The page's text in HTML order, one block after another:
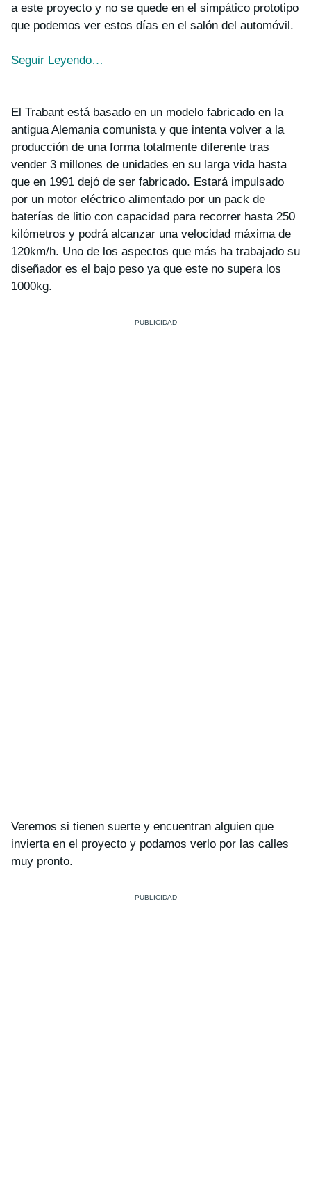
a este proyecto y no se quede en el simpático prototipo
que podemos ver estos días en el salón del automóvil.
Seguir Leyendo…
El Trabant está basado en un modelo fabricado en la
antigua Alemania comunista y que intenta volver a la
producción de una forma totalmente diferente tras
vender 3 millones de unidades en su larga vida hasta
que en 1991 dejó de ser fabricado. Estará impulsado
por un motor eléctrico alimentado por un pack de
baterías de litio con capacidad para recorrer hasta 250
kilómetros y podrá alcanzar una velocidad máxima de
120km/h. Uno de los aspectos que más ha trabajado su
diseñador es el bajo peso ya que este no supera los
1000kg.
Veremos si tienen suerte y encuentran alguien que
invierta en el proyecto y podamos verlo por las calles
muy pronto.